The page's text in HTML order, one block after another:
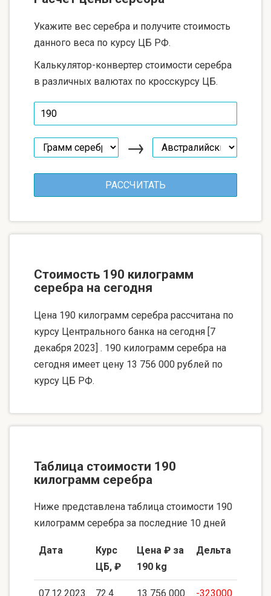
Укажите вес серебра и получите стоимость
данного веса по курсу ЦБ РФ.
Калькулятор-конвертер стоимости серебра
в различных валютах по кросскурсу ЦБ.
→
Стоимость 190 килограмм
серебра на сегодня
Цена 190 килограмм серебра рассчитана по
курсу Центрального банка на сегодня [7
декабря 2023] . 190 килограмм серебра на
сегодня имеет цену 13 756 000 рублей по
курсу ЦБ РФ.
Таблица стоимости 190
килограмм серебра
Ниже представлена таблица стоимости 190
килограмм серебра за последние 10 дней
Дата
Курс
ЦБ, ₽
Цена ₽ за
190 kg
Дельта
07.12.2023 72.4 13 756 000 -323000